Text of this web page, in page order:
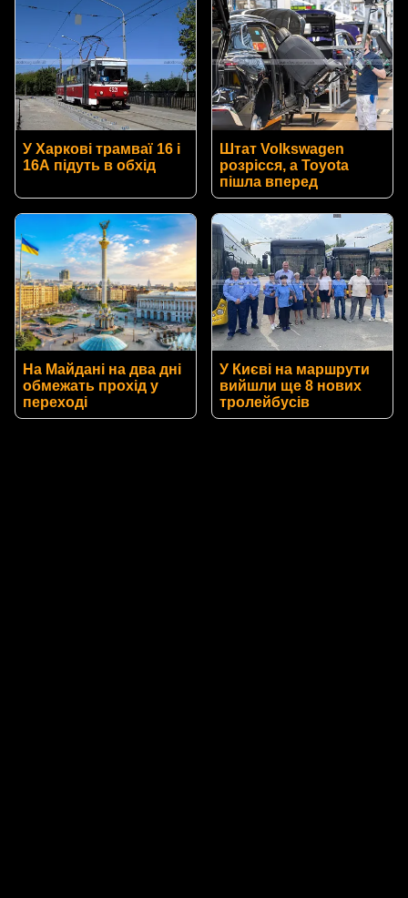
У Харкові трамваї 16 і
16А підуть в обхід
Штат Volkswagen
розрісся, а Toyota
пішла вперед
На Майдані на два дні
обмежать прохід у
переході
У Києві на маршрути
вийшли ще 8 нових
тролейбусів